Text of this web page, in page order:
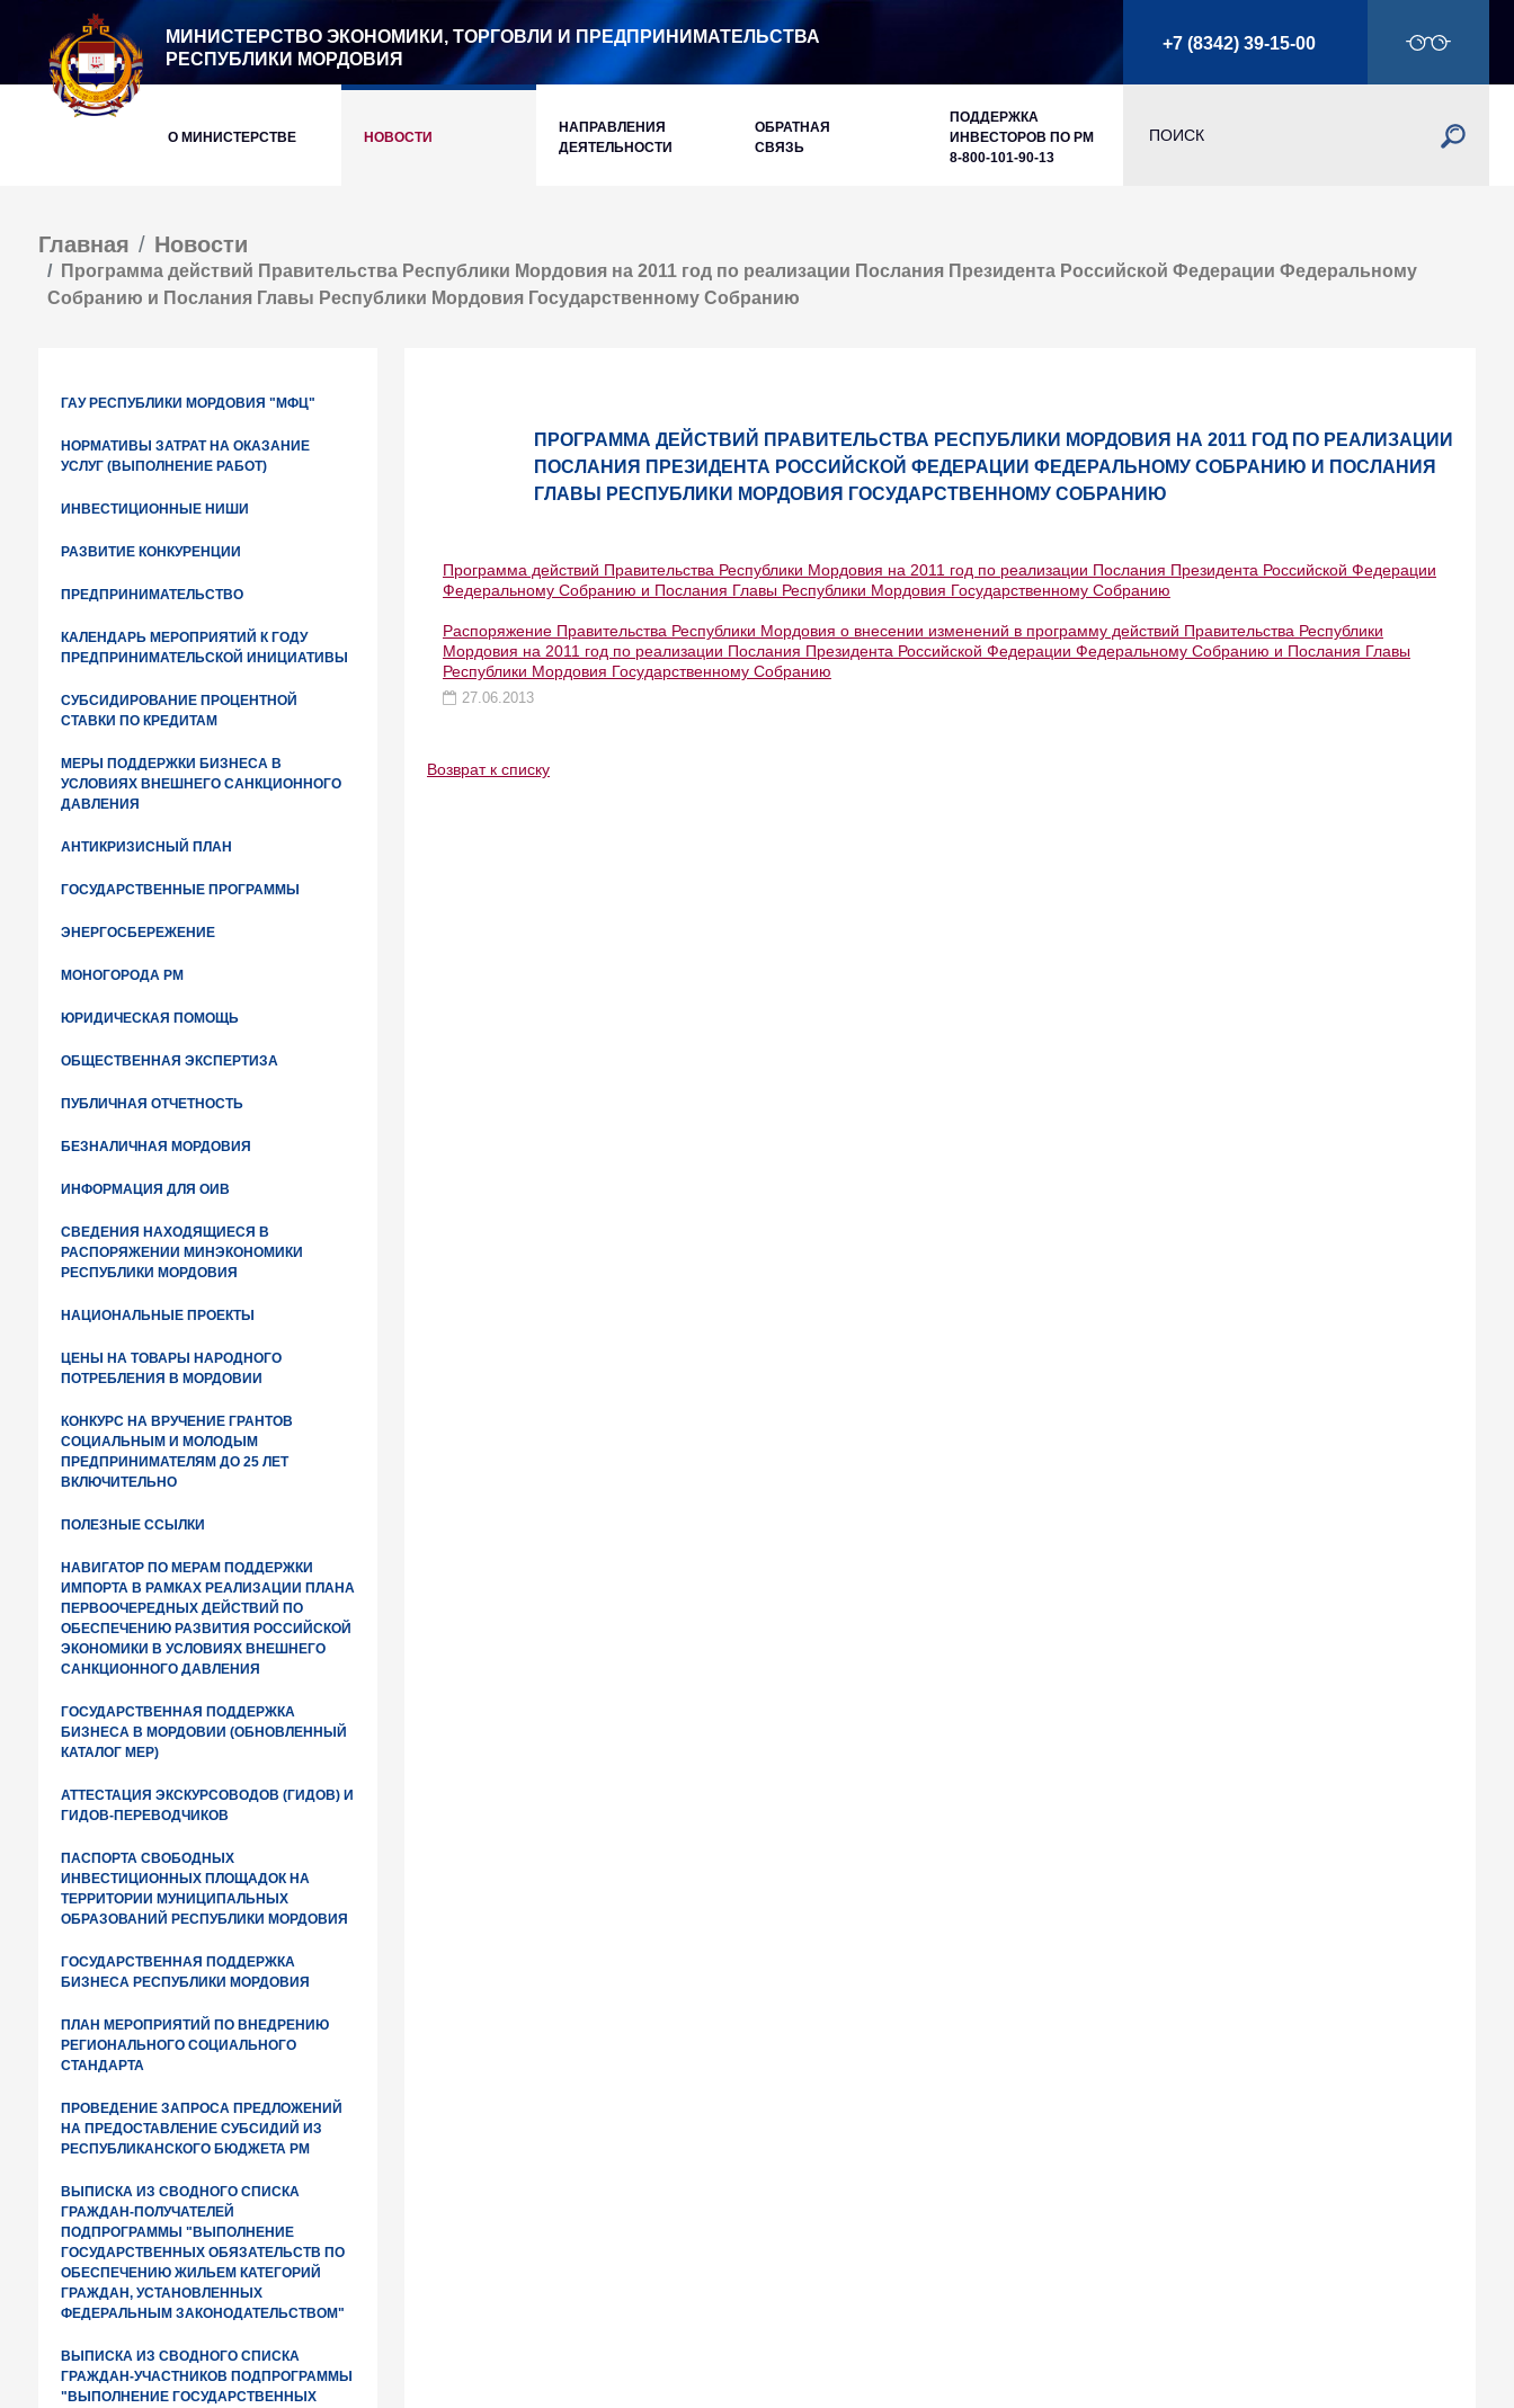
МИНИСТЕРСТВО ЭКОНОМИКИ, ТОРГОВЛИ И ПРЕДПРИНИМАТЕЛЬСТВА
РЕСПУБЛИКИ МОРДОВИЯ
+7 (8342) 39-15-00
О МИНИСТЕРСТВЕ НОВОСТИ
НАПРАВЛЕНИЯ
ДЕЯТЕЛЬНОСТИ
ОБРАТНАЯ
СВЯЗЬ
ПОДДЕРЖКА
ИНВЕСТОРОВ ПО РМ
8-800-101-90-13
Главная Новости
Программа действий Правительства Республики Мордовия на 2011 год по реализации Послания Президента Российской Федерации Федеральному
Собранию и Послания Главы Республики Мордовия Государственному Собранию
ГАУ РЕСПУБЛИКИ МОРДОВИЯ "МФЦ"
НОРМАТИВЫ ЗАТРАТ НА ОКАЗАНИЕ
УСЛУГ (ВЫПОЛНЕНИЕ РАБОТ)
ИНВЕСТИЦИОННЫЕ НИШИ
РАЗВИТИЕ КОНКУРЕНЦИИ
ПРЕДПРИНИМАТЕЛЬСТВО
КАЛЕНДАРЬ МЕРОПРИЯТИЙ К ГОДУ
ПРЕДПРИНИМАТЕЛЬСКОЙ ИНИЦИАТИВЫ
СУБСИДИРОВАНИЕ ПРОЦЕНТНОЙ
СТАВКИ ПО КРЕДИТАМ
МЕРЫ ПОДДЕРЖКИ БИЗНЕСА В
УСЛОВИЯХ ВНЕШНЕГО САНКЦИОННОГО
ДАВЛЕНИЯ
АНТИКРИЗИСНЫЙ ПЛАН
ГОСУДАРСТВЕННЫЕ ПРОГРАММЫ
ЭНЕРГОСБЕРЕЖЕНИЕ
МОНОГОРОДА РМ
ЮРИДИЧЕСКАЯ ПОМОЩЬ
ОБЩЕСТВЕННАЯ ЭКСПЕРТИЗА
ПУБЛИЧНАЯ ОТЧЕТНОСТЬ
БЕЗНАЛИЧНАЯ МОРДОВИЯ
ИНФОРМАЦИЯ ДЛЯ ОИВ
СВЕДЕНИЯ НАХОДЯЩИЕСЯ В
РАСПОРЯЖЕНИИ МИНЭКОНОМИКИ
РЕСПУБЛИКИ МОРДОВИЯ
НАЦИОНАЛЬНЫЕ ПРОЕКТЫ
ЦЕНЫ НА ТОВАРЫ НАРОДНОГО
ПОТРЕБЛЕНИЯ В МОРДОВИИ
КОНКУРС НА ВРУЧЕНИЕ ГРАНТОВ
СОЦИАЛЬНЫМ И МОЛОДЫМ
ПРЕДПРИНИМАТЕЛЯМ ДО 25 ЛЕТ
ВКЛЮЧИТЕЛЬНО
ПОЛЕЗНЫЕ ССЫЛКИ
НАВИГАТОР ПО МЕРАМ ПОДДЕРЖКИ
ИМПОРТА В РАМКАХ РЕАЛИЗАЦИИ ПЛАНА
ПЕРВООЧЕРЕДНЫХ ДЕЙСТВИЙ ПО
ОБЕСПЕЧЕНИЮ РАЗВИТИЯ РОССИЙСКОЙ
ЭКОНОМИКИ В УСЛОВИЯХ ВНЕШНЕГО
САНКЦИОННОГО ДАВЛЕНИЯ
ГОСУДАРСТВЕННАЯ ПОДДЕРЖКА
БИЗНЕСА В МОРДОВИИ (ОБНОВЛЕННЫЙ
КАТАЛОГ МЕР)
АТТЕСТАЦИЯ ЭКСКУРСОВОДОВ (ГИДОВ) И
ГИДОВ-ПЕРЕВОДЧИКОВ
ПАСПОРТА СВОБОДНЫХ
ИНВЕСТИЦИОННЫХ ПЛОЩАДОК НА
ТЕРРИТОРИИ МУНИЦИПАЛЬНЫХ
ОБРАЗОВАНИЙ РЕСПУБЛИКИ МОРДОВИЯ
ГОСУДАРСТВЕННАЯ ПОДДЕРЖКА
БИЗНЕСА РЕСПУБЛИКИ МОРДОВИЯ
ПЛАН МЕРОПРИЯТИЙ ПО ВНЕДРЕНИЮ
РЕГИОНАЛЬНОГО СОЦИАЛЬНОГО
СТАНДАРТА
ПРОВЕДЕНИЕ ЗАПРОСА ПРЕДЛОЖЕНИЙ
НА ПРЕДОСТАВЛЕНИЕ СУБСИДИЙ ИЗ
РЕСПУБЛИКАНСКОГО БЮДЖЕТА РМ
ВЫПИСКА ИЗ СВОДНОГО СПИСКА
ГРАЖДАН-ПОЛУЧАТЕЛЕЙ
ПОДПРОГРАММЫ "ВЫПОЛНЕНИЕ
ГОСУДАРСТВЕННЫХ ОБЯЗАТЕЛЬСТВ ПО
ОБЕСПЕЧЕНИЮ ЖИЛЬЕМ КАТЕГОРИЙ
ГРАЖДАН, УСТАНОВЛЕННЫХ
ФЕДЕРАЛЬНЫМ ЗАКОНОДАТЕЛЬСТВОМ"
ВЫПИСКА ИЗ СВОДНОГО СПИСКА
ГРАЖДАН-УЧАСТНИКОВ ПОДПРОГРАММЫ
"ВЫПОЛНЕНИЕ ГОСУДАРСТВЕННЫХ
ПРОГРАММА ДЕЙСТВИЙ ПРАВИТЕЛЬСТВА РЕСПУБЛИКИ МОРДОВИЯ НА 2011 ГОД ПО РЕАЛИЗАЦИИ
ПОСЛАНИЯ ПРЕЗИДЕНТА РОССИЙСКОЙ ФЕДЕРАЦИИ ФЕДЕРАЛЬНОМУ СОБРАНИЮ И ПОСЛАНИЯ
ГЛАВЫ РЕСПУБЛИКИ МОРДОВИЯ ГОСУДАРСТВЕННОМУ СОБРАНИЮ
Программа действий Правительства Республики Мордовия на 2011 год по реализации Послания Президента Российской Федерации
Федеральному Собранию и Послания Главы Республики Мордовия Государственному Собранию
Распоряжение Правительства Республики Мордовия о внесении изменений в программу действий Правительства Республики
Мордовия на 2011 год по реализации Послания Президента Российской Федерации Федеральному Собранию и Послания Главы
Республики Мордовия Государственному Собранию
27.06.2013
Возврат к списку